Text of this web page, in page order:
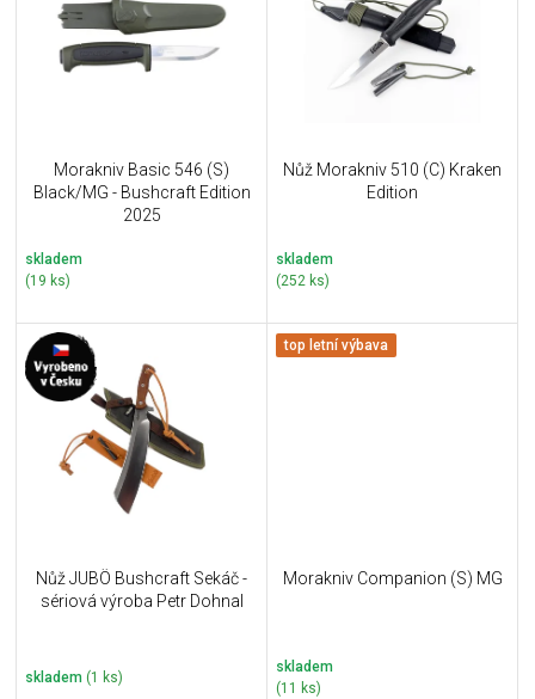
Morakniv Basic 546 (S)
Black/MG - Bushcraft Edition
2025
skladem
(19 ks)
Nůž Morakniv 510 (C) Kraken
Edition
skladem
(252 ks)
Nůž JUBÖ Bushcraft Sekáč -
sériová výroba Petr Dohnal
skladem (1 ks)
top letní výbava
Morakniv Companion (S) MG
skladem
(11 ks)